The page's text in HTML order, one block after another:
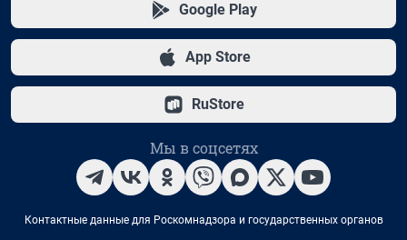
Google Play
App Store
RuStore
Мы в соцсетях
Контактные данные для Роскомнадзора и государственных органов